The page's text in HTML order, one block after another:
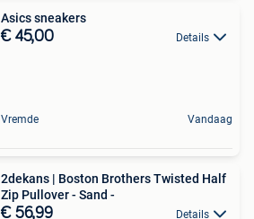
Asics sneakers
€ 45,00 Details
Vremde Vandaag
2dekans | Boston Brothers Twisted Half
Zip Pullover - Sand -
€ 56,99 Details